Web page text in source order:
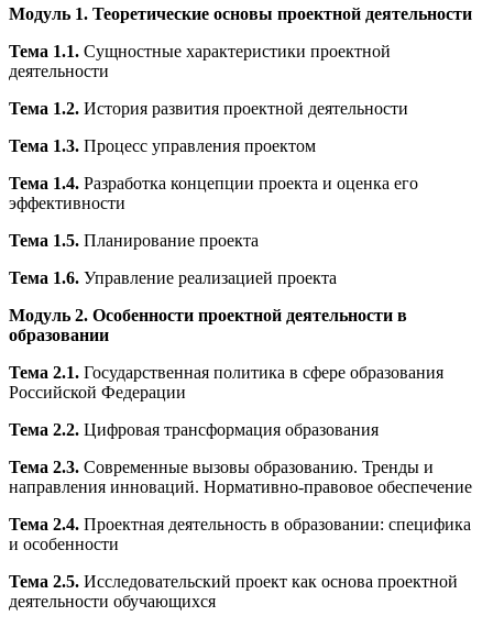
Модуль 1. Теоретические основы проектной деятельности
Тема 1.1. Сущностные характеристики проектной
деятельности
Тема 1.2. История развития проектной деятельности
Тема 1.3. Процесс управления проектом
Тема 1.4. Разработка концепции проекта и оценка его
эффективности
Тема 1.5. Планирование проекта
Тема 1.6. Управление реализацией проекта
Модуль 2. Особенности проектной деятельности в
образовании
Тема 2.1. Государственная политика в сфере образования
Российской Федерации
Тема 2.2. Цифровая трансформация образования
Тема 2.3. Современные вызовы образованию. Тренды и
направления инноваций. Нормативно-правовое обеспечение
Тема 2.4. Проектная деятельность в образовании: специфика
и особенности
Тема 2.5. Исследовательский проект как основа проектной
деятельности обучающихся